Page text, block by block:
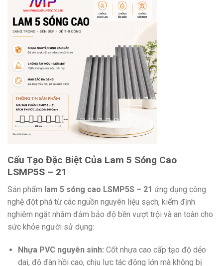
Cấu Tạo Đặc Biệt Của Lam 5 Sóng Cao
LSMP5S – 21
Sản phẩm lam 5 sóng cao LSMP5S – 21 ứng dụng công
nghệ đột phá từ các nguồn nguyên liệu sạch, kiểm định
nghiêm ngặt nhằm đảm bảo độ bền vượt trội và an toàn cho
sức khỏe người sử dụng:
Nhựa PVC nguyên sinh: Cốt nhựa cao cấp tạo độ dẻo
dai, độ đàn hồi cao, chịu lực tác động lớn mà không bị